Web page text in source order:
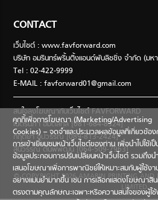
CONTACT
เว็บไซต์ : www.favforward.com
บริษัท อมรินทร์พริ้นติ้งแอนด์พับลิชชิ่ง จำกัด (มห
Tel : 02-422-9999
E-MAIL :favforward01@gmail.com
สนใจลงโฆษณากับเว็บไซต์ FAVFORWARD
เนตรนภา อมตสกุล [081-684-8324]
กฤตยา อุปวรรณ [089-813-2424]
สินีวรรณ ตันพิพัฒน์ [064-509-7963]
© COPYRIGHT 2026 AMARIN PRINTING AND
LIMITED.
คุกกี้เพื่อการโฆษณา (Marketing/Advertising
Cookies) – จดจำและประมวลผลข้อมูลที่เกี่ยวข้อ
การเข้าเยี่ยมชมหน้าเว็บไซต์ของท่าน เพื่อนำไปใช้เป็
ข้อมูลประกอบการปรับเปลี่ยนหน้าเว็บไซต์ รวมถึงน
เสนอโฆษณาเพื่อการพาณิชย์ให้เหมาะสมกับผู้ใช้งา
อย่างแม่นยำมากขึ้น เช่น การเลือกแสดงโฆษณาสิ
ตรงตามคุณลักษณะเฉพาะหรือความสนใจของผู้ใช้